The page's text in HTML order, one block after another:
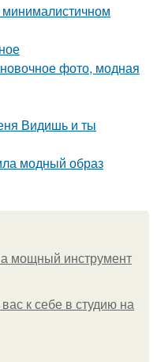
фото, модная
Видишь и ты
модный образ
мощный инструмент
к себе в студию на